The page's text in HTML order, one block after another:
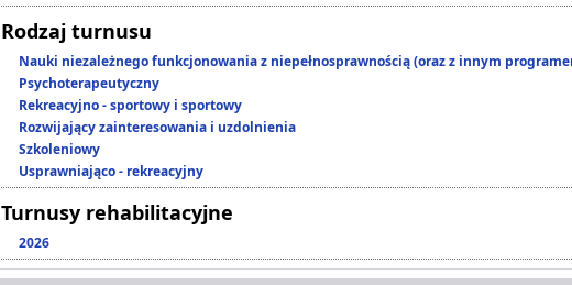
Rodzaj turnusu
Nauki niezależnego funkcjonowania z niepełnosprawnością (oraz z innym
Psychoterapeutyczny
Rekreacyjno - sportowy i sportowy
Rozwijający zainteresowania i uzdolnienia
Szkoleniowy
Usprawniająco - rekreacyjny
Turnusy rehabilitacyjne
2026